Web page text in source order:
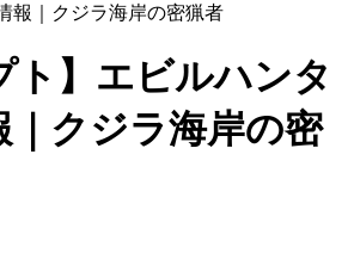
報｜クジラ海岸の密猟者
ト】エビルハンタ
｜クジラ海岸の密